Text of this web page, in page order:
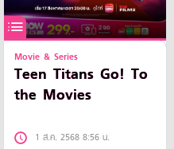
Movie & Series
Teen Titans Go! To
the Movies
1 ส.ค. 2568 8:56 น.